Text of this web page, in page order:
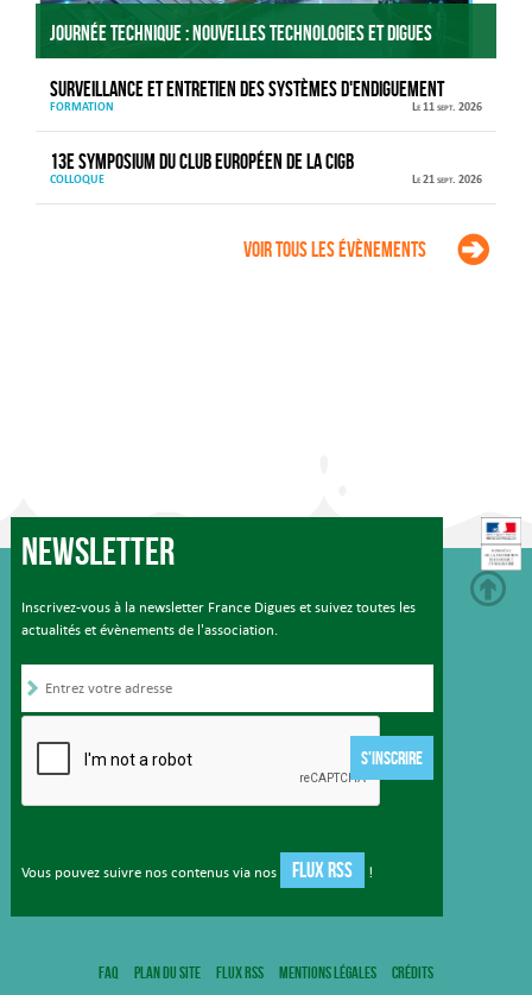
Journée technique : Nouvelles technologies et digues
Surveillance et entretien des systèmes d'endiguement
FORMATION Le 11 sept. 2026
13e Symposium du Club européen de la CIGB
COLLOQUE Le 21 sept. 2026
Voir tous les évènements
Newsletter
Inscrivez-vous à la newsletter France Digues et suivez toutes les
actualités et évènements de l'association.
S'INSCRIRE
Vous pouvez suivre nos contenus via nos FLUX RSS !
FAQ Plan du site Flux RSS Mentions légales Crédits